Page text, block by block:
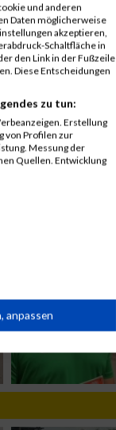
und anderen
Daten möglicherweise
akzeptieren,
Schaltfläche in
den Link in der Fußzeile
Diese Entscheidungen
zu tun:
Erstellung
von Profilen zur
Messung der
Quellen. Entwicklung
anpassen